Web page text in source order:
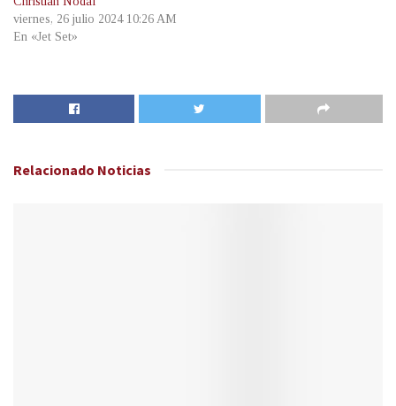
viernes, 26 julio 2024 10:26 AM
En «Jet Set»
Relacionado Noticias